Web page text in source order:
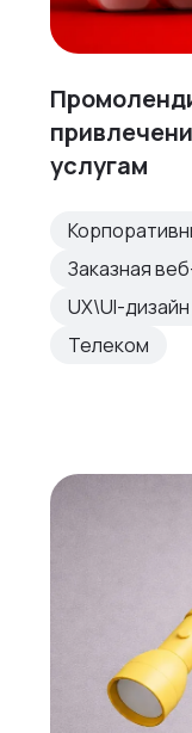
услугам
Заказная
UX\UI-
Телеком